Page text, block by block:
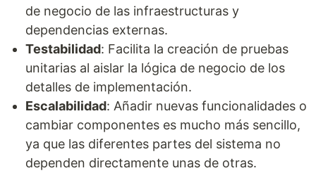
de negocio de las infraestructuras y
dependencias externas.
Testabilidad: Facilita la creación de pruebas
unitarias al aislar la lógica de negocio de los
detalles de implementación.
Escalabilidad: Añadir nuevas funcionalidades o
cambiar componentes es mucho más sencillo,
ya que las diferentes partes del sistema no
dependen directamente unas de otras.